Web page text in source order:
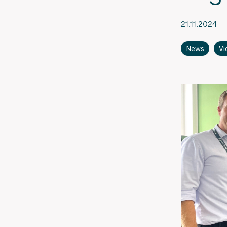
21.11.2024
News